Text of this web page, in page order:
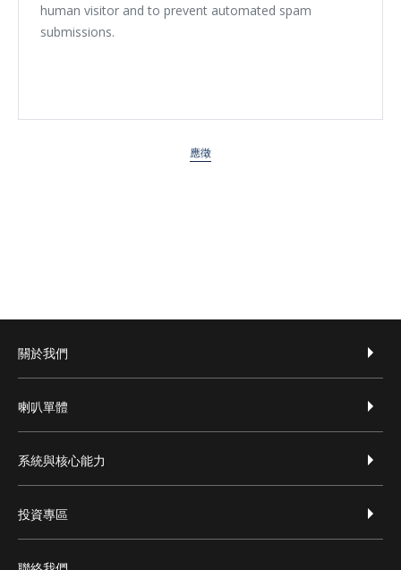
human visitor and to prevent automated spam
submissions.
應徵
footer-zh-hant
關於我們
喇叭單體
系統與核心能力
投資專區